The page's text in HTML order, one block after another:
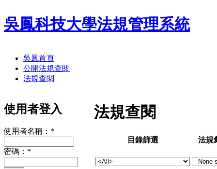
吳鳳科技大學法規管理系統
吳鳳首頁
公開法規查閱
法規查閱
使用者登入
使用者名稱： *
密碼： *
法規查閱
目錄篩選 法規